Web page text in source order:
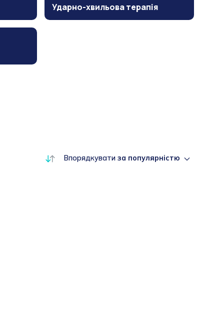
Ударно-хвильова терапія
Впорядкувати за популярністю